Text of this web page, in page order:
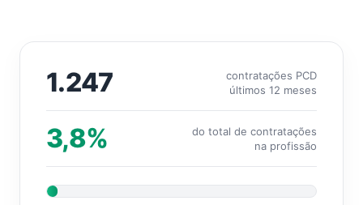
1.247
contratações PCD
últimos 12 meses
3,8%
do total de contratações
na profissão